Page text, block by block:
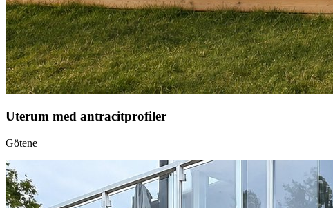
Uterum med antracitprofiler
Götene